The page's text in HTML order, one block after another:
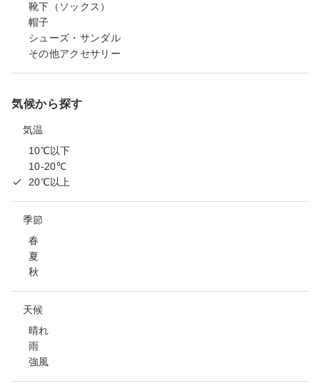
靴下（ソックス）
帽子
シューズ・サンダル
その他アクセサリー
気候から探す
気温
10℃以下
10-20℃
20℃以上
季節
春
夏
秋
天候
晴れ
雨
強風